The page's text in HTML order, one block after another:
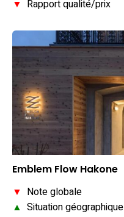
▼ Rapport qualité/prix
Emblem Flow Hakone
▼ Note globale
▲ Situation géographique